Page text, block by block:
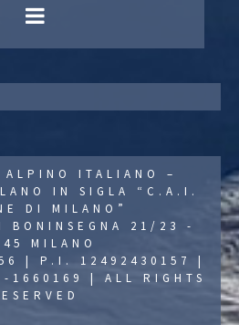
ITALIANO –
IN SIGLA “C.A.I.
DI MILANO”
BONINSEGNA 21/23 -
MILANO
| P.I. 12492430157 |
1660169 | ALL RIGHTS